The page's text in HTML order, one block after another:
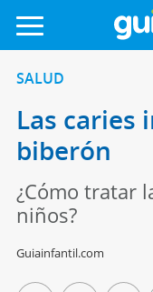
SALUD
Las caries
biberón
¿Cómo tratar
niños?
Guiainfantil.com